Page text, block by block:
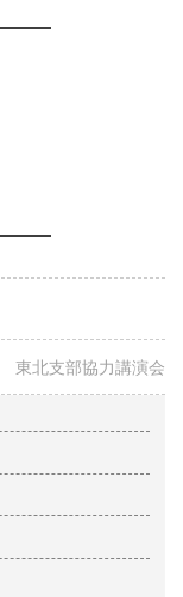
東北支部協力講演会